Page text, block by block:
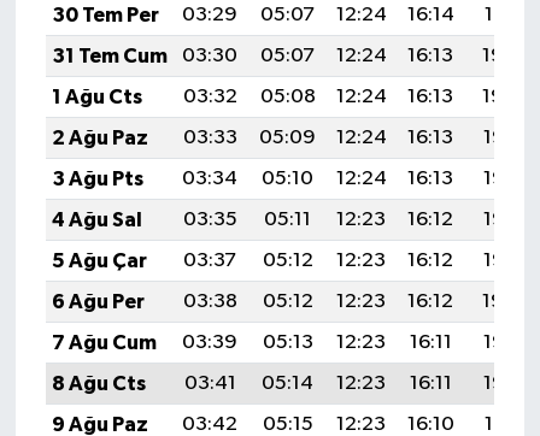
30 Tem Per
03:29 05:07 12:24 16:14
19:31
31 Tem Cum
03:30 05:07 12:24 16:13
19:30
1 Ağu Cts
03:32 05:08 12:24 16:13
19:29
2 Ağu Paz
03:33 05:09 12:24 16:13
19:28
3 Ağu Pts
03:34 05:10 12:24 16:13
19:27
4 Ağu Sal
03:35 05:11 12:23 16:12
19:26
5 Ağu Çar
03:37 05:12 12:23 16:12
19:25
6 Ağu Per
03:38 05:12 12:23 16:12
19:24
7 Ağu Cum
03:39 05:13 12:23 16:11
19:23
8 Ağu Cts
03:41 05:14 12:23 16:11
19:22
9 Ağu Paz
03:42 05:15 12:23 16:10
19:21